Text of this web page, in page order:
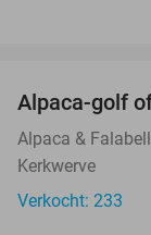
Alpaca-golf
Alpaca &
Kerkwerve
Verkocht: 233